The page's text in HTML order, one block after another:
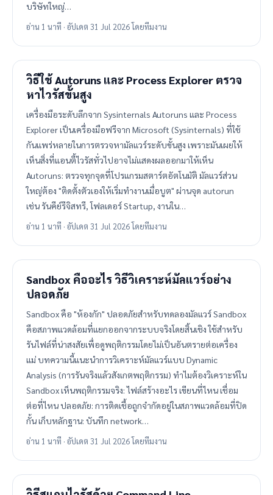
บริษัทใหญ่…
อ่าน 1 นาที · อัปเดต 31 Jul 2026 โดยทีมงาน
วิธีใช้ Autoruns และ Process Explorer ตรวจ
หาไวรัสขั้นสูง
เครื่องมือระดับลึกจาก Sysinternals Autoruns และ Process
Explorer เป็นเครื่องมือฟรีจาก Microsoft (Sysinternals) ที่ใช้
กันแพร่หลายในการตรวจหามัลแวร์ระดับขั้นสูง เพราะมันเผยให้
เห็นสิ่งที่แอนตี้ไวรัสทั่วไปอาจไม่แสดงผลออกมาให้เห็น
Autoruns: ตรวจทุกจุดที่โปรแกรมสตาร์ตอัตโนมัติ มัลแวร์ส่วน
ใหญ่ต้อง "ติดตั้งตัวเองให้เริ่มทำงานเมื่อบูต" ผ่านจุด autorun
เช่น รันคีย์รีจิสทรี, โฟลเดอร์ Startup, งานใน…
อ่าน 1 นาที · อัปเดต 31 Jul 2026 โดยทีมงาน
Sandbox คืออะไร วิธีวิเคราะห์มัลแวร์อย่าง
ปลอดภัย
Sandbox คือ "ห้องกัก" ปลอดภัยสำหรับทดลองมัลแวร์ Sandbox
คือสภาพแวดล้อมที่แยกออกจากระบบจริงโดยสิ้นเชิง ใช้สำหรับ
รันไฟล์ที่น่าสงสัยเพื่อดูพฤติกรรมโดยไม่เป็นอันตรายต่อเครื่อง
แม่ บทความนี้แนะนำการวิเคราะห์มัลแวร์แบบ Dynamic
Analysis (การรันจริงแล้วสังเกตพฤติกรรม) ทำไมต้องวิเคราะห์ใน
Sandbox เห็นพฤติกรรมจริง: ไฟล์สร้างอะไร เขียนที่ไหน เชื่อม
ต่อที่ไหน ปลอดภัย: การติดเชื้อถูกจำกัดอยู่ในสภาพแวดล้อมที่ปิด
กั้น เก็บหลักฐาน: บันทึก network…
อ่าน 1 นาที · อัปเดต 31 Jul 2026 โดยทีมงาน